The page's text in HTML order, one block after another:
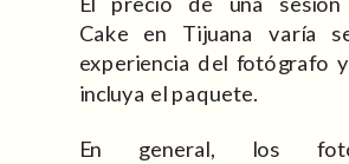
Cake en Tijuana varía
experiencia del fotógrafo
incluya el paquete.
En general, los